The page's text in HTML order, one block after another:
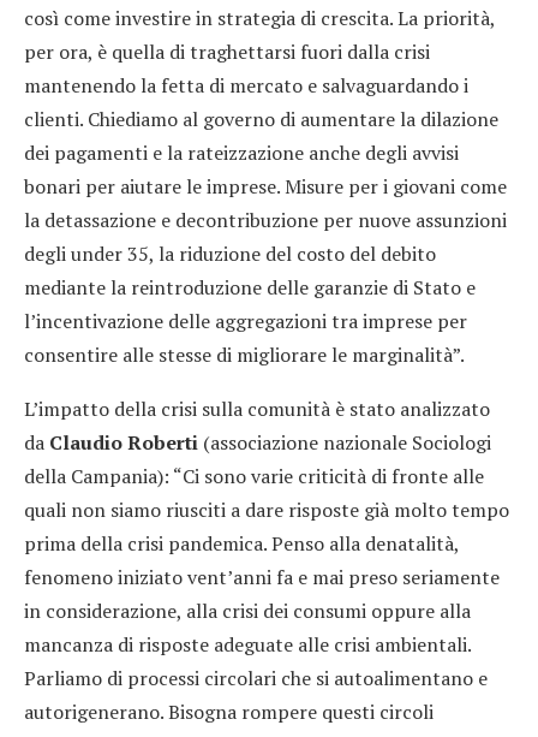
così come investire in strategia di crescita. La priorità,
per ora, è quella di traghettarsi fuori dalla crisi
mantenendo la fetta di mercato e salvaguardando i
clienti. Chiediamo al governo di aumentare la dilazione
dei pagamenti e la rateizzazione anche degli avvisi
bonari per aiutare le imprese. Misure per i giovani come
la detassazione e decontribuzione per nuove assunzioni
degli under 35, la riduzione del costo del debito
mediante la reintroduzione delle garanzie di Stato e
l’incentivazione delle aggregazioni tra imprese per
consentire alle stesse di migliorare le marginalità”.
L’impatto della crisi sulla comunità è stato analizzato
da Claudio Roberti (associazione nazionale Sociologi
della Campania): “Ci sono varie criticità di fronte alle
quali non siamo riusciti a dare risposte già molto tempo
prima della crisi pandemica. Penso alla denatalità,
fenomeno iniziato vent’anni fa e mai preso seriamente
in considerazione, alla crisi dei consumi oppure alla
mancanza di risposte adeguate alle crisi ambientali.
Parliamo di processi circolari che si autoalimentano e
autorigenerano. Bisogna rompere questi circoli